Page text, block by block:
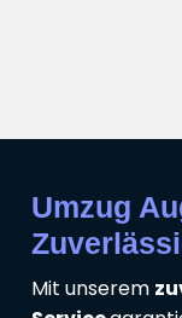
Umzug
Mit unserem